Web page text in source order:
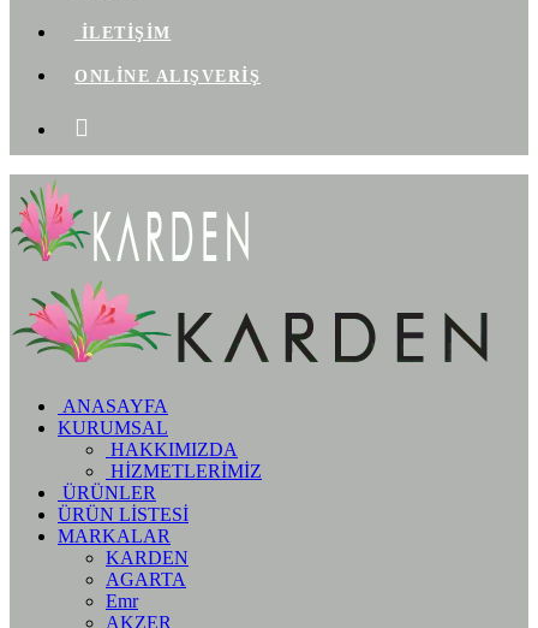
İLETİŞİM
ONLİNE ALIŞVERİŞ
ANASAYFA
KURUMSAL
HAKKIMIZDA
HİZMETLERİMİZ
ÜRÜNLER
ÜRÜN LİSTESİ
MARKALAR
KARDEN
AGARTA
Emr
AKZER